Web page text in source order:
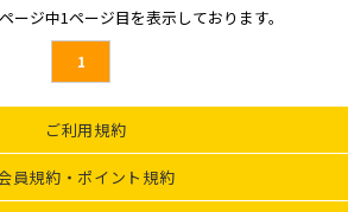
ージ中1ページ目を表示しております。
1
ご利用規約
員規約・ポイント規約